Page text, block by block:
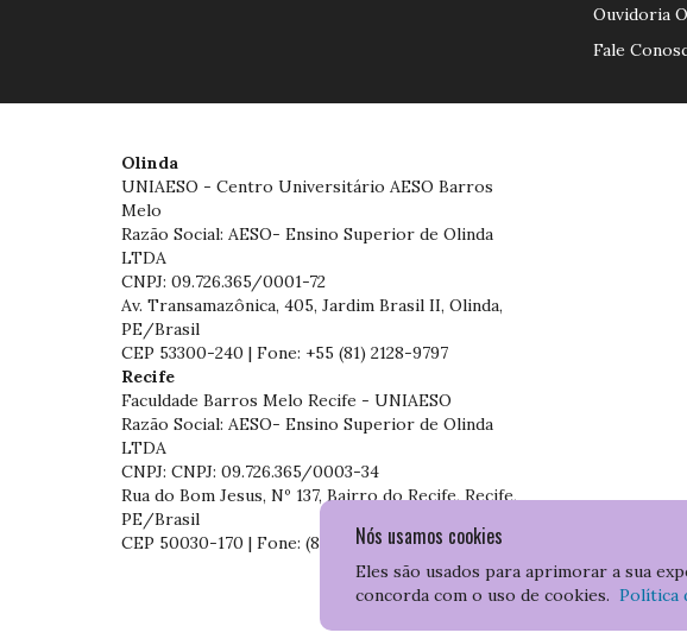
Nós usamos cookies
Eles são usados para aprimorar a sua
concorda com o uso de cookies. Política
Ouvidoria
Fale
Olinda
UNIAESO - Centro Universitário AESO Barros
Melo
Razão Social: AESO- Ensino Superior de Olinda
LTDA
CNPJ: 09.726.365/0001-72
Av. Transamazônica, 405, Jardim Brasil II, Olinda,
PE/Brasil
CEP 53300-240 | Fone: +55 (81) 2128-9797
Recife
Faculdade Barros Melo Recife - UNIAESO
Razão Social: AESO- Ensino Superior de Olinda
LTDA
CNPJ: CNPJ: 09.726.365/0003-34
Rua do Bom Jesus, Nº 137, Bairro do Recife, Recife,
PE/Brasil
CEP 50030-170 | Fone: (81) 3204-7536